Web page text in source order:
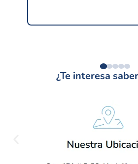
¿Te interesa